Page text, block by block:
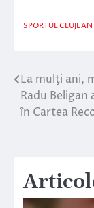
SPORTUL CLUJEAN
Navigare
în
La mulţi ani,
Radu
în Cartea